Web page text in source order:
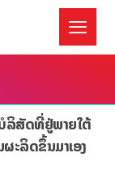
ລິສັດທີ່ຢູ່ພາຍໃຕ້
ະລິດຂຶ້ນມາເອງ